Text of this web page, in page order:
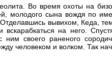
Во время охоты на
молодого сына вождя по
вывихом, Кеда,
на него.
ним своего раненого
человеком и волком. Так